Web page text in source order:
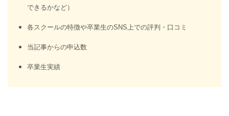
できるかなど）
各スクールの特徴や卒業生のSNS上での評判・口コミ
当記事からの申込数
卒業生実績